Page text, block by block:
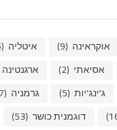
אוקראינה (9) איטליה (145)
אסיאתי (2) ארגנטינה
ג'ינג'יות (5) גרמניה (17)
דוגמנית כושר (53)